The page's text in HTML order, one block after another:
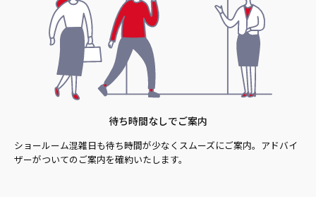
待ち時間なしでご案内
ショールーム混雑日も待ち時間が少なくスムーズにご案内。アドバイ
ザーがついてのご案内を確約いたします。